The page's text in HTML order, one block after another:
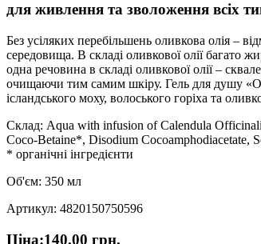
для живлення та зволоження всіх
Без усіляких перебільшень оливкова олія –
середовища. В складі оливкової олії
одна речовина в складі оливкової олії –
очищаючи тим самим шкіру. Гель для душу
ісландського моху, волоського горіха та
Склад: Aqua with infusion of Calendula
Coco-Betaine*, Disodium Cocoamphodiacetate,
* органічні інгредієнти
Об'єм: 350 мл
Артикул: 4820150750596
Ціна:140.00 грн.